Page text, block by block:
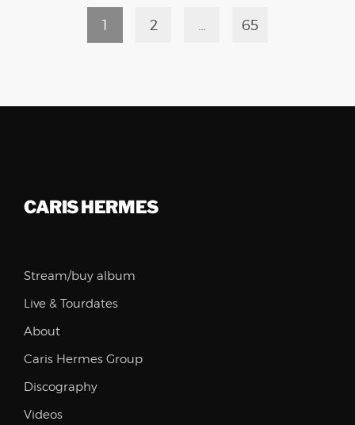
1 2 65
CARIS HERMES
Stream/buy album
Live & Tourdates
About
Caris Hermes Group
Discography
Videos